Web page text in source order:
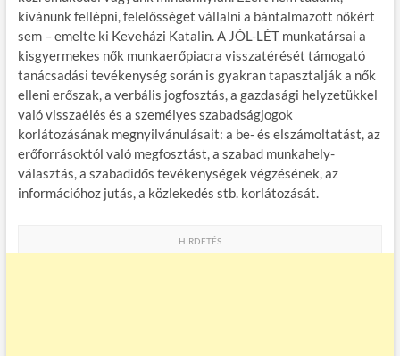
kívánunk fellépni, felelősséget vállalni a bántalmazott nőkért
sem – emelte ki Keveházi Katalin. A JÓL-LÉT munkatársai a
kisgyermekes nők munkaerőpiacra visszatérését támogató
tanácsadási tevékenység során is gyakran tapasztalják a nők
elleni erőszak, a verbális jogfosztás, a gazdasági helyzetükkel
való visszaélés és a személyes szabadságjogok
korlátozásának megnyilvánulásait: a be- és elszámoltatást, az
erőforrásoktól való megfosztást, a szabad munkahely-
választás, a szabadidős tevékenységek végzésének, az
információhoz jutás, a közlekedés stb. korlátozását.
HIRDETÉS